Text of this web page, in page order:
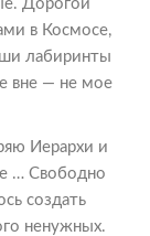
Дорогой
в Космосе,
лабиринты
вне — не мое
Иерархи и
… Свободно
создать
ненужных.